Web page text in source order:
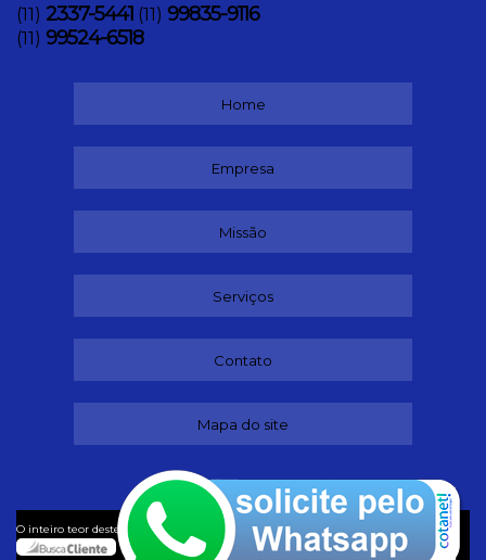
(11) 2337-5441 (11) 99835-9116
(11) 99524-6518
Home
Empresa
Missão
Serviços
Contato
Mapa do site
O inteiro teor deste site está sujeito à proteção de direitos autorais. Copyright
Dançando (Lei 9610 de 19/02/1998)